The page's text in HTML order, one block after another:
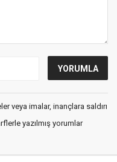
veya imalar, inançlara saldırı
yazılmış yorumlar